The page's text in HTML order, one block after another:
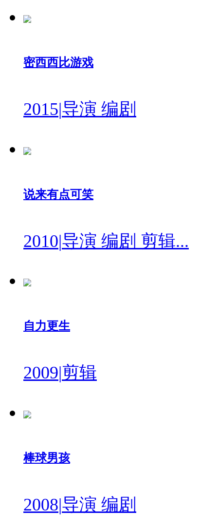
密西西比游戏
2015|导演 编剧
说来有点可笑
2010|导演 编剧 剪辑...
自力更生
2009|剪辑
棒球男孩
2008|导演 编剧